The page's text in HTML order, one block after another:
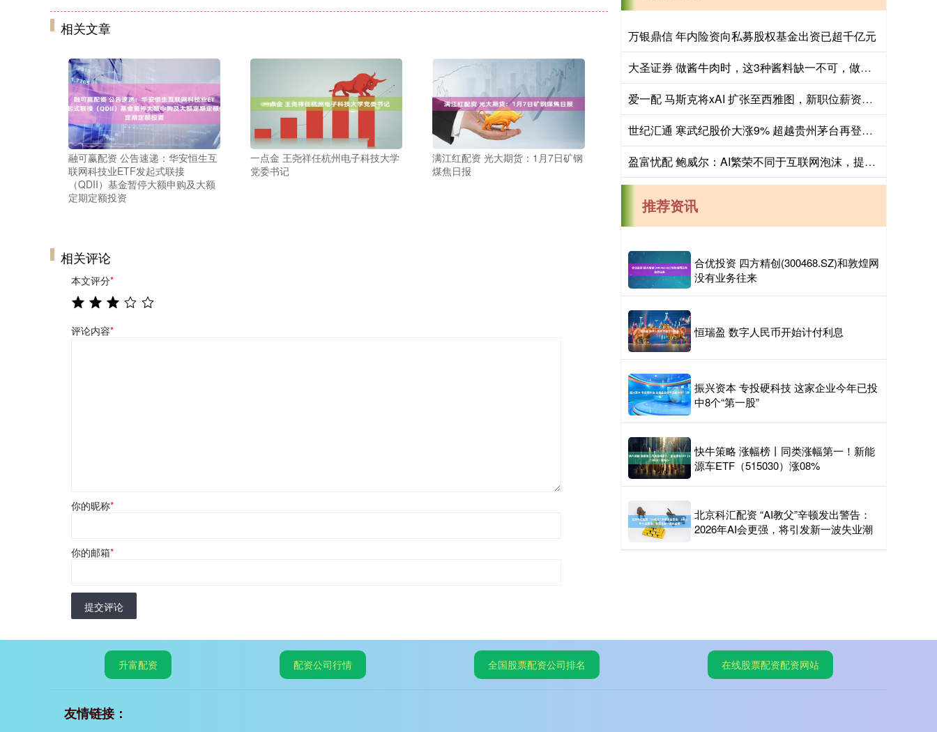
相关文章
融可赢配资 公告速递：华安恒生互
联网科技业ETF发起式联接
（QDII）基金暂停大额申购及大额
定期定额投资
一点金 王尧祥任杭州电子科技大学
党委书记
满江红配资 光大期货：1月7日矿钢
煤焦日报
相关评论
本文评分*
评论内容*
你的昵称*
你的邮箱*
提交评论
万银鼎信 年内险资向私募股权基金出资已超千亿元
大圣证券 做酱牛肉时，这3种酱料缺一不可，做好的牛肉肉酥筋软有嚼劲_甘香之_甜面酱_豆瓣酱
爱一配 马斯克将xAI 扩张至西雅图，新职位薪资高达 44 万美元
世纪汇通 寒武纪股价大涨9% 超越贵州茅台再登A股“股王”宝座
盈富忧配 鲍威尔：AI繁荣不同于互联网泡沫，提振经济增长
推荐资讯
合优投资 四方精创(300468.SZ)和敦煌网
没有业务往来
恒瑞盈 数字人民币开始计付利息
振兴资本 专投硬科技 这家企业今年已投
中8个“第一股”
快牛策略 涨幅榜丨同类涨幅第一！新能
源车ETF（515030）涨08%
北京科汇配资 “AI教父”辛顿发出警告：
2026年AI会更强，将引发新一波失业潮
升富配资 配资公司行情 全国股票配资公司排名 在线股票配资配资网站
友情链接：